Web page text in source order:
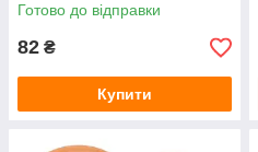
Готово до відправки
82 ₴
Купити